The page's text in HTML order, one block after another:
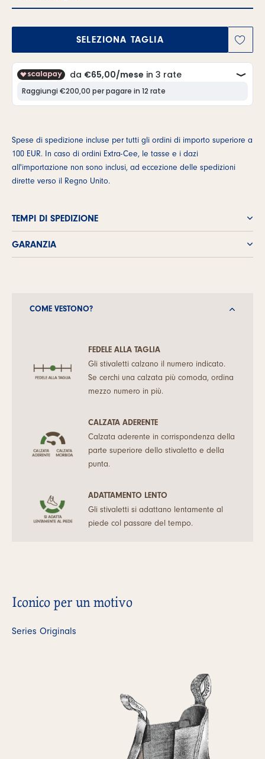
SELEZIONA TAGLIA
Spese di spedizione incluse per tutti gli ordini di importo superiore a
100 EUR. In caso di ordini Extra-Cee, le tasse e i dazi
all'importazione non sono inclusi, ad eccezione delle spedizioni
dirette verso il Regno Unito.
TEMPI DI SPEDIZIONE
GARANZIA
COME VESTONO?
FEDELE ALLA TAGLIA
Gli stivaletti calzano il numero indicato.
Se cerchi una calzata più comoda, ordina
mezzo numero in più.
CALZATA ADERENTE
Calzata aderente in corrispondenza della
parte superiore dello stivaletto e della
punta.
ADATTAMENTO LENTO
Gli stivaletti si adattano lentamente al
piede col passare del tempo.
Iconico per un motivo
Series Originals